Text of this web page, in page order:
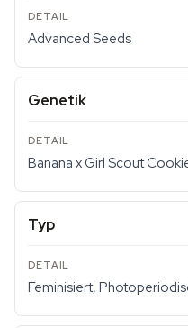
Advanced Seeds
Genetik
Banana x Girl Scout
Typ
Feminisiert,